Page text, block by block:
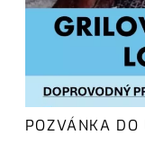
POZVÁNKA